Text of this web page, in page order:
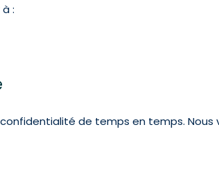
:
de temps en temps.